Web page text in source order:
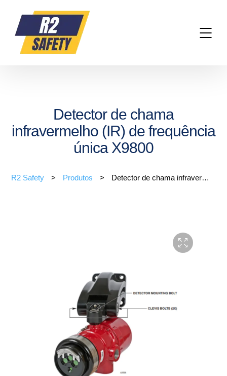
Detector de chama
infravermelho (IR) de frequência
única X9800
R2 Safety > Produtos > Detector de chama infravermelho (IR) de frequência única X9800